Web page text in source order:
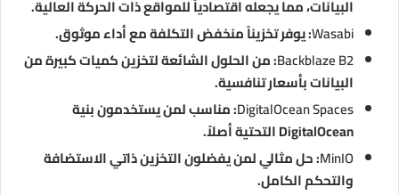
البيانات، مما يجعله اقتصادياً للمواقع ذات الحركة العالية.
Wasabi: يوفر تخزيناً منخفض التكلفة مع أداء موثوق.
Backblaze B2: من الحلول الشائعة لتخزين كميات كبيرة من
البيانات بأسعار تنافسية.
DigitalOcean Spaces: مناسب لمن يستخدمون بنية
DigitalOcean التحتية أصلاً.
MinIO: حل مثالي لمن يفضلون التخزين ذاتي الاستضافة
والتحكم الكامل.